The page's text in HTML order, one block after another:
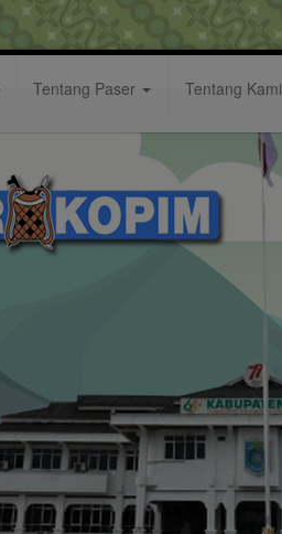
Tentang Paser Tentang Kami